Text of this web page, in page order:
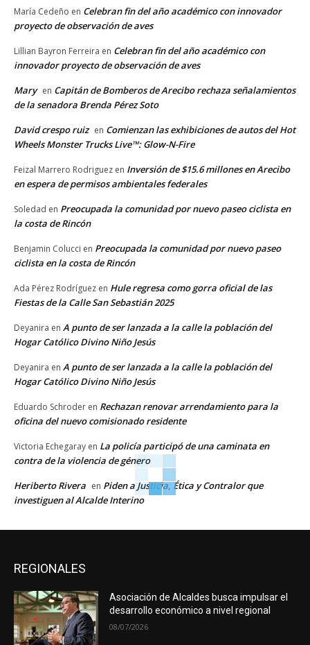
María Cedeño en Celebran fin del año académico con innovador
proyecto de observación de aves
Lillian Bayron Ferreira en Celebran fin del año académico con
innovador proyecto de observación de aves
Mary en Capitán de Bomberos de Arecibo rechaza señalamientos
de la senadora Brenda Pérez Soto
David crespo ruiz en Comienzan las exhibiciones de autos del Hot
Wheels Monster Trucks Live™: Glow-N-Fire
Feizal Marrero Rodriguez en Inversión de $15.6 millones en Arecibo
en espera de permisos ambientales federales
Soledad en Preocupada la comunidad por nuevo paseo ciclista en
la costa de Rincón
Benjamin Colucci en Preocupada la comunidad por nuevo paseo
ciclista en la costa de Rincón
Ada Pérez Rodríguez en Hule regresa como gorra oficial de las
Fiestas de la Calle San Sebastián 2025
Deyanira en A punto de ser lanzada a la calle la población del
Hogar Católico Divino Niño Jesús
Deyanira en A punto de ser lanzada a la calle la población del
Hogar Católico Divino Niño Jesús
Eduardo Schroder en Rechazan renovar arrendamiento para la
oficina del nuevo comisionado residente
Victoria Echegaray en La policía participó de una caminata en
contra de la violencia de género
Heriberto Rivera en Piden a Justicia, Ética y Contralor que
investiguen al Alcalde Interino
REGIONALES
Asociación de Alcaldes busca impulsar el
desarrollo económico a nivel regional
08/07/2026